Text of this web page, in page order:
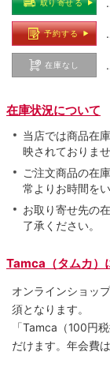
取り寄せる
予約する
在庫なし
在庫状況について
当店では商品在
映されておりませ
ご注文商品の在
常よりお時間を
お取り寄せ先の
了承ください。
Tamca（タムカ）
オンラインショッ
須となります。
「Tamca （100円税
だけます。 年会費は